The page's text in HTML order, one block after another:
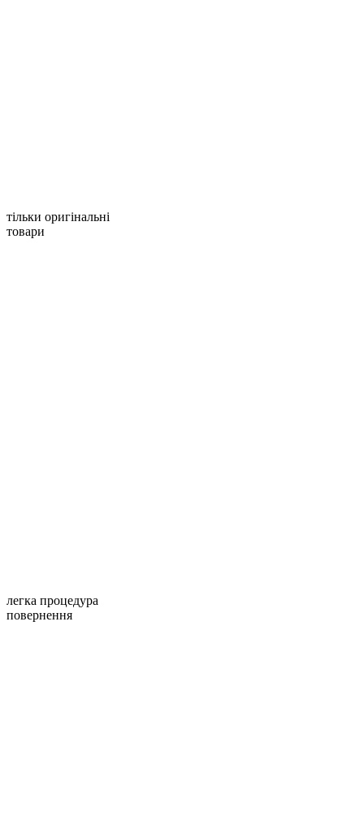
тільки оригінальні
товари
легка процедура
повернення